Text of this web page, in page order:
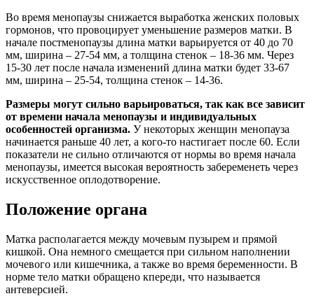
Во время менопаузы снижается выработка женских половых
гормонов, что провоцирует уменьшение размеров матки. В
начале постменопаузы длина матки варьируется от 40 до 70
мм, ширина – 27-54 мм, а толщина стенок – 18-36 мм. Через
15-30 лет после начала изменений длина матки будет 33-67
мм, ширина – 25-54, толщина стенок – 14-36.
Размеры могут сильно варьироваться, так как все зависит
от времени начала менопаузы и индивидуальных
особенностей организма. У некоторых женщин менопауза
начинается раньше 40 лет, а кого-то настигает после 60. Если
показатели не сильно отличаются от нормы во время начала
менопаузы, имеется высокая вероятность забеременеть через
искусственное оплодотворение.
Положение органа
Матка располагается между мочевым пузырем и прямой
кишкой. Она немного смещается при сильном наполнении
мочевого или кишечника, а также во время беременности. В
норме тело матки обращено кпереди, что называется
антеверсией.